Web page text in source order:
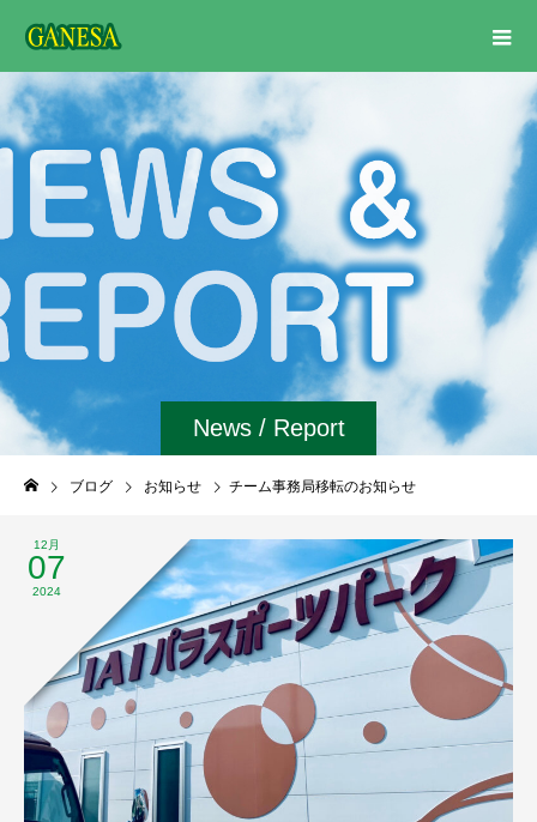
News / Report
ブログ お知らせ チーム事務局移転のお知らせ
12月
07
2024